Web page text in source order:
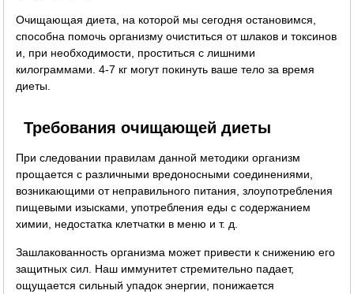
Очищающая диета, на которой мы сегодня остановимся,
способна помочь организму очиститься от шлаков и токсинов
и, при необходимости, проститься с лишними
килограммами. 4-7 кг могут покинуть ваше тело за время
диеты.
Требования очищающей диеты
При следовании правилам данной методики организм
прощается с различными вредоносными соединениями,
возникающими от неправильного питания, злоупотребления
пищевыми изысками, употребления еды с содержанием
химии, недостатка клетчатки в меню и т. д.
Зашлакованность организма может привести к снижению его
защитных сил. Наш иммунитет стремительно падает,
ощущается сильный упадок энергии, понижается